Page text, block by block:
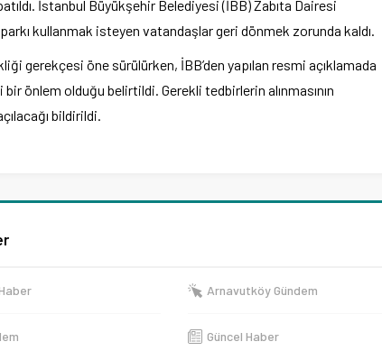
İstanbul Büyükşehir Belediyesi (İBB) Zabıta Dairesi
kullanmak isteyen vatandaşlar geri dönmek zorunda kaldı.
gerekçesi öne sürülürken, İBB’den yapılan resmi açıklamada
önlem olduğu belirtildi. Gerekli tedbirlerin alınmasının
bildirildi.
Arnavutköy Gündem
Güncel Haber